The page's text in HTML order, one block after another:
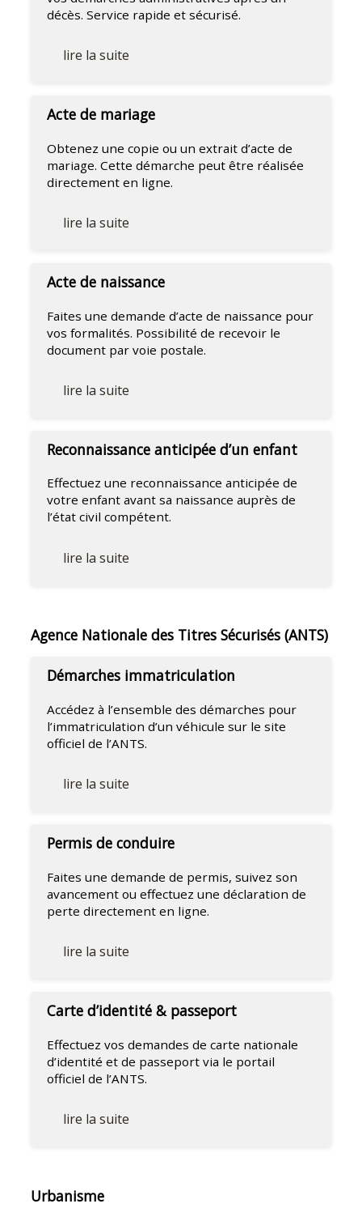
décès. Service rapide et sécurisé.
lire la suite
Acte de mariage
Obtenez une copie ou un extrait d’acte de
mariage. Cette démarche peut être réalisée
directement en ligne.
lire la suite
Acte de naissance
Faites une demande d’acte de naissance pour
vos formalités. Possibilité de recevoir le
document par voie postale.
lire la suite
Reconnaissance anticipée d’un enfant
Effectuez une reconnaissance anticipée de
votre enfant avant sa naissance auprès de
l’état civil compétent.
lire la suite
Agence Nationale des Titres Sécurisés (ANTS)
Démarches immatriculation
Accédez à l’ensemble des démarches pour
l’immatriculation d’un véhicule sur le site
officiel de l’ANTS.
lire la suite
Permis de conduire
Faites une demande de permis, suivez son
avancement ou effectuez une déclaration de
perte directement en ligne.
lire la suite
Carte d’identité & passeport
Effectuez vos demandes de carte nationale
d’identité et de passeport via le portail
officiel de l’ANTS.
lire la suite
Urbanisme